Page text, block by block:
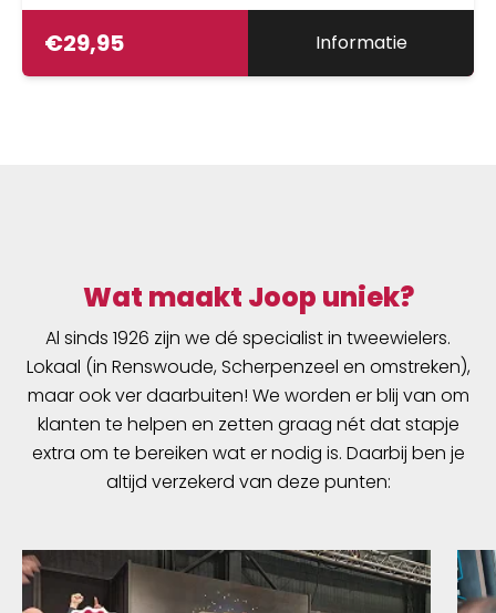
€29,95 Informatie
Wat maakt Joop uniek?
Al sinds 1926 zijn we dé specialist in tweewielers.
Lokaal (in Renswoude, Scherpenzeel en omstreken),
maar ook ver daarbuiten! We worden er blij van om
klanten te helpen en zetten graag nét dat stapje
extra om te bereiken wat er nodig is. Daarbij ben je
altijd verzekerd van deze punten: